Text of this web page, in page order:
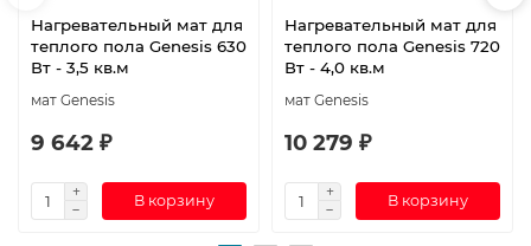
Нагревательный мат для
теплого пола Genesis 630
Вт - 3,5 кв.м
мат Genesis
9 642 ₽
В корзину
Нагревательный мат для
теплого пола Genesis 720
Вт - 4,0 кв.м
мат Genesis
10 279 ₽
В корзину